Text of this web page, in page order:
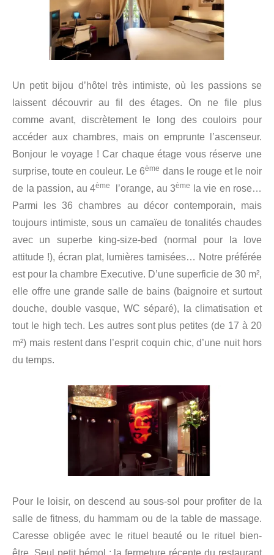
Un petit bijou d’hôtel très intimiste, où les passions se
laissent découvrir au fil des étages. On ne file plus
comme avant, discrètement le long des couloirs pour
accéder aux chambres, mais on emprunte l’ascenseur.
Bonjour le voyage ! Car chaque étage vous réserve une
surprise, toute en couleur. Le 6ème dans le rouge et le noir
de la passion, au 4ème l’orange, au 3ème
la vie en rose…
Parmi les 36 chambres au décor contemporain, mais
toujours intimiste, sous un camaïeu de tonalités chaudes
avec un superbe king-size-bed (normal pour la love
attitude !), écran plat, lumières tamisées… Notre préférée
est pour la chambre Executive. D’une superficie de 30 m²,
elle offre une grande salle de bains (baignoire et surtout
douche, double vasque, WC séparé), la climatisation et
tout le high tech. Les autres sont plus petites (de 17 à 20
m²) mais restent dans l’esprit coquin chic, d’une nuit hors
du temps.
Pour le loisir, on descend au sous-sol pour profiter de la
salle de fitness, du hammam ou de la table de massage.
Caresse obligée avec le rituel beauté ou le rituel bien-
être. Seul petit bémol : la fermeture récente du restaurant